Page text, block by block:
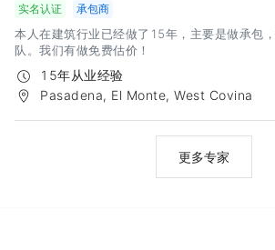
实名认证
承包商
本人在建筑行业已经做了15年，主要是做承包
队。我们有做免费估价！
15年从业经验
Pasadena, El Monte, West Covina
更多专家